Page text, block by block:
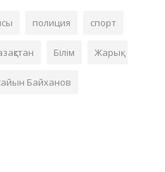
полиция спорт
Білім Жарық
Байханов